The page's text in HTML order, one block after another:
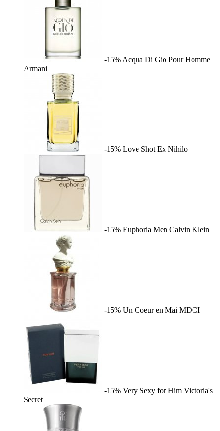
-15% Acqua Di Gio Pour Homme
Armani
-15% Love Shot Ex Nihilo
-15% Euphoria Men Calvin Klein
-15% Un Coeur en Mai MDCI
-15% Very Sexy for Him Victoria's
Secret